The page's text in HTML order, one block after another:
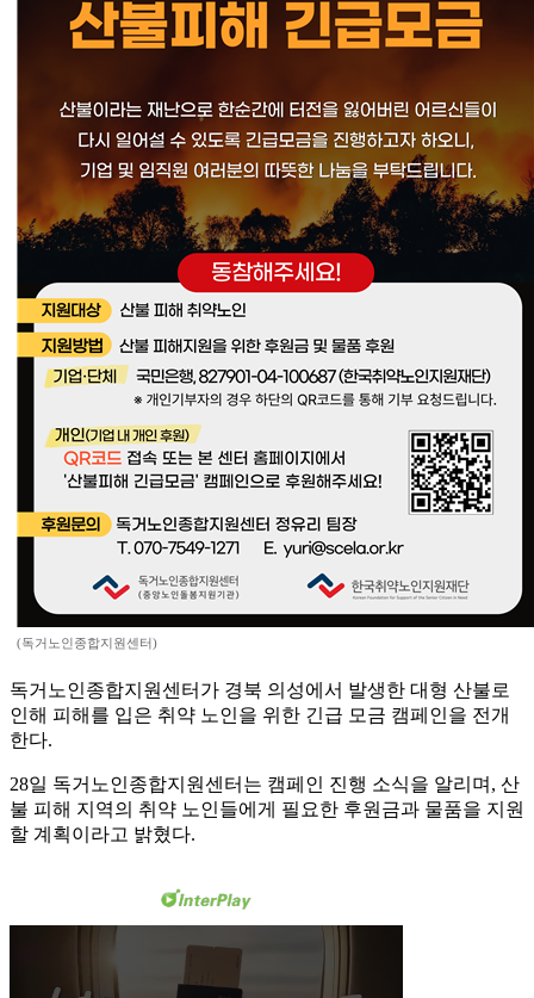
(독거노인종합지원센터)
독거노인종합지원센터가 경북 의성에서 발생한 대형 산불로
인해 피해를 입은 취약 노인을 위한 긴급 모금 캠페인을 전개
한다.
28일 독거노인종합지원센터는 캠페인 진행 소식을 알리며, 산
불 피해 지역의 취약 노인들에게 필요한 후원금과 물품을 지원
할 계획이라고 밝혔다.